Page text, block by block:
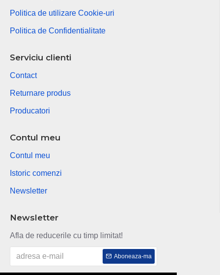
Politica de utilizare Cookie-uri
Politica de Confidentialitate
Serviciu clienti
Contact
Returnare produs
Producatori
Contul meu
Contul meu
Istoric comenzi
Newsletter
Newsletter
Afla de reducerile cu timp limitat!
Aboneaza-ma